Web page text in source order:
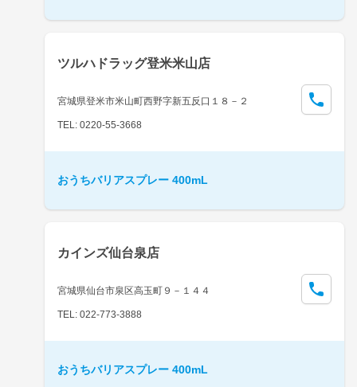
ツルハドラッグ登米米山店
宮城県登米市米山町西野字新五反口１８－２
TEL: 0220-55-3668
おうちバリアスプレー 400mL
カインズ仙台泉店
宮城県仙台市泉区高玉町９－１４４
TEL: 022-773-3888
おうちバリアスプレー 400mL